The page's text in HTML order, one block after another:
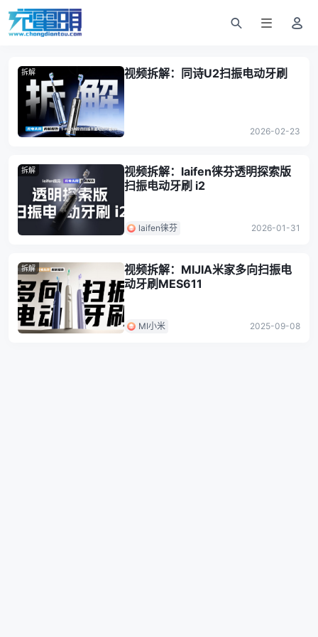
拆解 视频拆解：同诗U2扫振电动牙刷
2026-02-23
拆解
视频拆解：laifen徕芬透明探索版
扫振电动牙刷 i2
laifen徕芬 2026-01-31
拆解
视频拆解：MIJIA米家多向扫振电
动牙刷MES611
MI小米 2025-09-08